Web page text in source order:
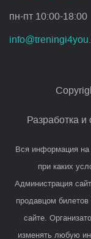
пн-пт 10:00-18:00
Разработка
Вся информация на
при каких
Администрация
продавцом
сайте.
изменять любую